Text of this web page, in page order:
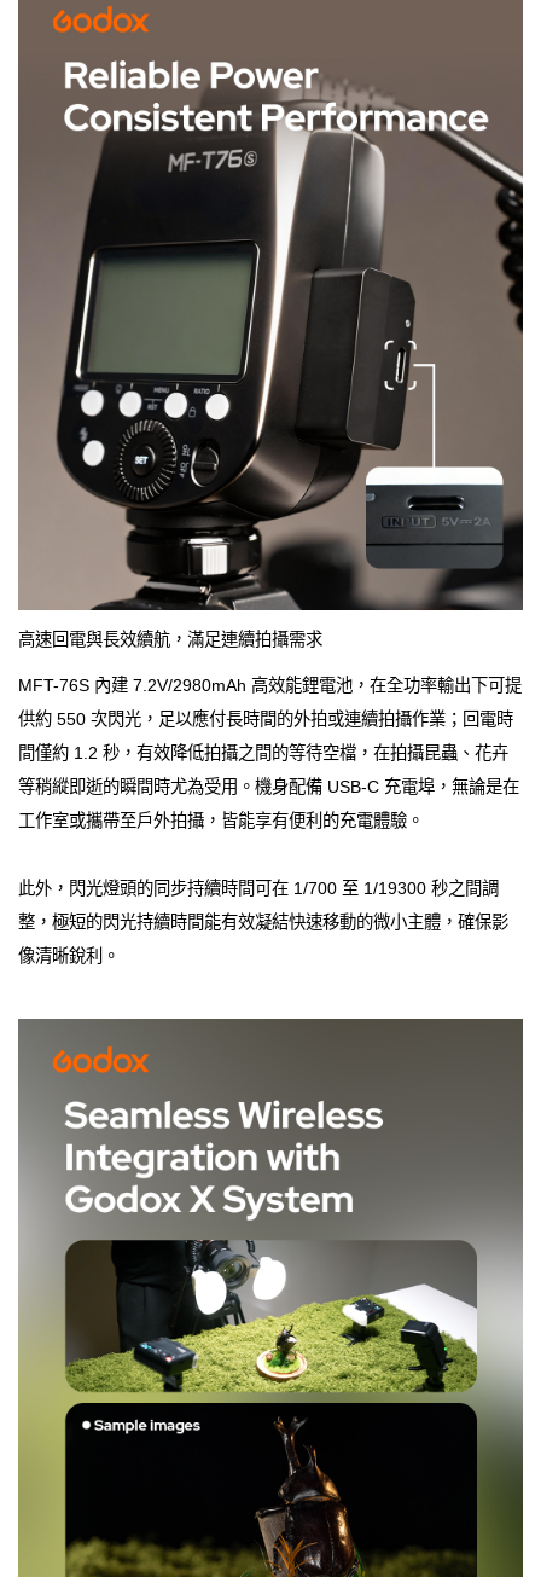
高速回電與長效續航，滿足連續拍攝需求
MFT-76S 內建 7.2V/2980mAh 高效能鋰電池，在全功率輸出下可提
供約 550 次閃光，足以應付長時間的外拍或連續拍攝作業；回電時
間僅約 1.2 秒，有效降低拍攝之間的等待空檔，在拍攝昆蟲、花卉
等稍縱即逝的瞬間時尤為受用。機身配備 USB-C 充電埠，無論是在
工作室或攜帶至戶外拍攝，皆能享有便利的充電體驗。
此外，閃光燈頭的同步持續時間可在 1/700 至 1/19300 秒之間調
整，極短的閃光持續時間能有效凝結快速移動的微小主體，確保影
像清晰銳利。